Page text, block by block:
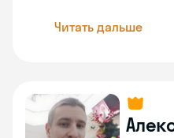
Читать дальше